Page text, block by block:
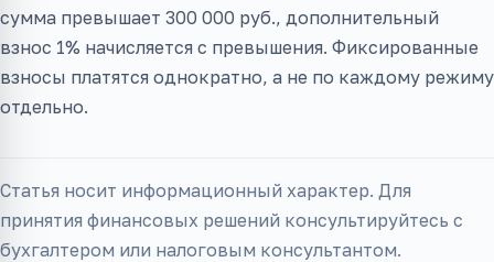
сумма превышает 300 000 руб., дополнительный
взнос 1% начисляется с превышения. Фиксированные
взносы платятся однократно, а не по каждому режиму
отдельно.
Статья носит информационный характер. Для
принятия финансовых решений консультируйтесь с
бухгалтером или налоговым консультантом.